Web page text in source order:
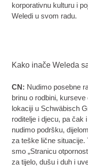
korporativnu kulturu i
Weledi u svom radu.
Kako inače Weleda
CN: Nudimo posebne
brinu o rodbini,
lokaciji u Schwäbisch
roditelje i djecu, pa čak
nudimo podršku,
za teške lične situacije.
smo „Stranicu
za tijelo, dušu i duh i